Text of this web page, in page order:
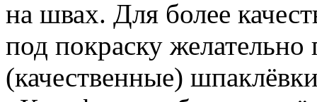
на швах. Для более
под покраску
(качественные)